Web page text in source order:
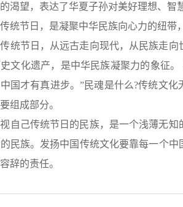
渴望，表达了华夏子孙对美好理想、智
统节日，是凝聚中华民族向心力的纽带
统节日，从远古走向现代，从民族走
文化遗产，是中华民族凝聚力的象征。
国才有真进步。”民魂是什么?传统文化
要组成部分。
自己传统节日的民族，是一个浅薄无
民族。发扬中国传统文化要靠每一个
辞的责任。